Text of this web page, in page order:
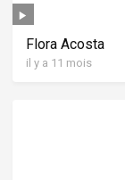
Flora Acosta
il y a 11 mois